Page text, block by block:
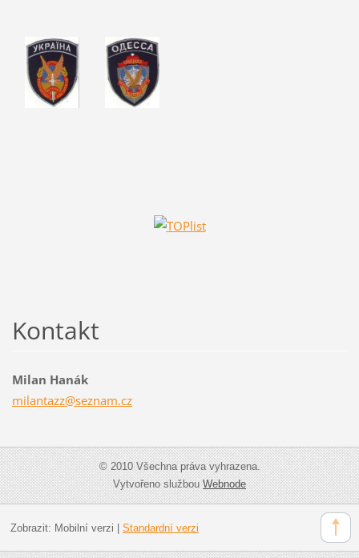
Kontakt
Milan Hanák
milantazz@seznam.cz
© 2010 Všechna práva vyhrazena.
Vytvořeno službouWebnode
Zobrazit: Mobilní verzi Standardní verzi